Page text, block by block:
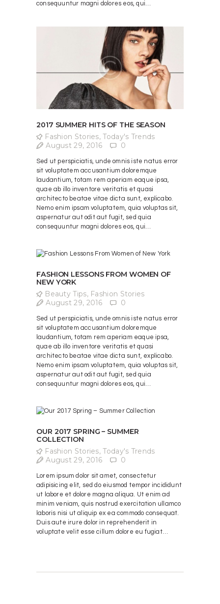
consequuntur magni dolores eos, qui…
2017 SUMMER HITS OF THE SEASON
Fashion Stories,Today's Trends
August 29, 2016
0
Sed ut perspiciatis, unde omnis iste natus error
sit voluptatem accusantium doloremque
laudantium, totam rem aperiam eaque ipsa,
quae ab illo inventore veritatis et quasi
architecto beatae vitae dicta sunt, explicabo.
Nemo enim ipsam voluptatem, quia voluptas sit,
aspernatur aut odit aut fugit, sed quia
consequuntur magni dolores eos, qui…
FASHION LESSONS FROM WOMEN OF
NEW YORK
Beauty Tips, Fashion Stories
August 29, 2016
0
Sed ut perspiciatis, unde omnis iste natus error
sit voluptatem accusantium doloremque
laudantium, totam rem aperiam eaque ipsa,
quae ab illo inventore veritatis et quasi
architecto beatae vitae dicta sunt, explicabo.
Nemo enim ipsam voluptatem, quia voluptas sit,
aspernatur aut odit aut fugit, sed quia
consequuntur magni dolores eos, qui…
OUR 2017 SPRING – SUMMER
COLLECTION
Fashion Stories,Today's Trends
August 29, 2016
0
Lorem ipsum dolor sit amet, consectetur
adipisicing elit, sed do eiusmod tempor incididunt
ut labore et dolore magna aliqua. Ut enim ad
minim veniam, quis nostrud exercitation ullamco
laboris nisi ut aliquip ex ea commodo consequat.
Duis aute irure dolor in reprehenderit in
voluptate velit esse cillum dolore eu fugiat…